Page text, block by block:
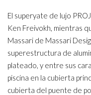
El superyate de lujo
Ken Freivokh, mientras
Massari de Massari
superestructura de
plateado, y entre sus
piscina en la cubierta
cubierta del puente de